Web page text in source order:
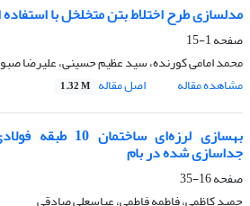
مدلسازی طرح اختلاط بتن متخلخل با
صفحه1-15
محمد امامی کورنده، سید عظیم حسینی، علیرضا
مشاهده مقاله
اصل مقاله 1.32 M
بهسازی لرزه‌ای
جداسازی شده در بام
صفحه16-35